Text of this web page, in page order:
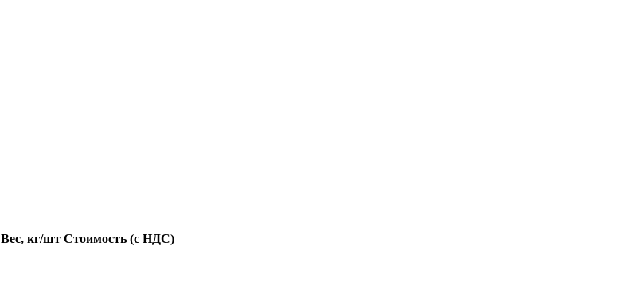
Вес, кг/шт Стоимость (с НДС)